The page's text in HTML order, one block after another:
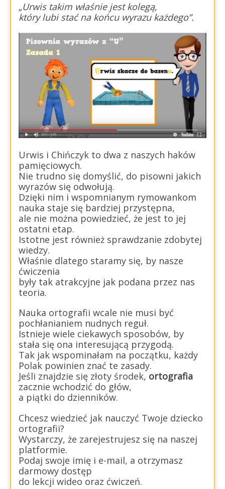
„Urwis takim właśnie jest kolegą,
który lubi stać na końcu wyrazu każdego”.
Urwis i Chińczyk to dwa z naszych haków
pamięciowych.
Nie trudno się domyślić, do pisowni jakich
wyrazów się odwołują.
Dzięki nim i wspomnianym rymowankom
nauka staje się bardziej przystępna,
ale nie można powiedzieć, że jest to jej
ostatni etap.
Istotne jest również sprawdzanie zdobytej
wiedzy.
Właśnie dlatego staramy się, by nasze
ćwiczenia
były tak atrakcyjne jak podana przez nas
teoria.
Nauka ortografii wcale nie musi być
pochłanianiem nudnych reguł.
Istnieje wiele ciekawych sposobów, by
stała się ona interesującą przygodą.
Tak jak wspominałam na początku, każdy
Polak powinien znać te zasady.
Jeśli znajdzie się złoty środek, ortografia
zacznie wchodzić do głów,
a piątki do dzienników.
Chcesz wiedzieć jak nauczyć Twoje dziecko
ortografii?
Wystarczy, że zarejestrujesz się na naszej
platformie.
Podaj swoje imię i e-mail, a otrzymasz
darmowy dostęp
do lekcji wideo oraz ćwiczeń.